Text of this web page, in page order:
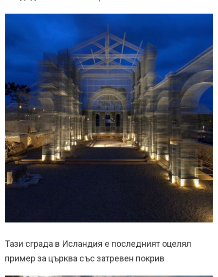
Тази сграда в Исландия е последният оцелял
пример за църква със затревен покрив